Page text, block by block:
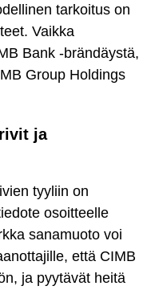
tarkoitus on
Vaikka
Bank -brändäystä,
Group Holdings
ja
tyyliin on
osoitteelle
sanamuoto voi
että CIMB
ja pyytävät heitä